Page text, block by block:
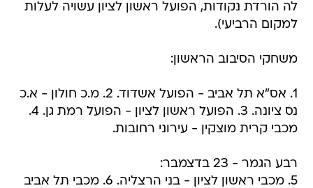
לה הורדת נקודות, הפועל ראשון לציון עשויה לעלות
למקום הרביעי).
משחקי הסיבוב הראשון:
1. אס"א תל אביב - הפועל אשדוד. 2. מ.כ חולון - א.כ
נס ציונה. 3. הפועל ראשון לציון - הפועל רמת גן. 4.
מכבי קרית מוצקין - עירוני רחובות.
רבע הגמר - 23 בדצמבר:
5. מכבי ראשון לציון - בני הרצליה. 6. מכבי תל אביב